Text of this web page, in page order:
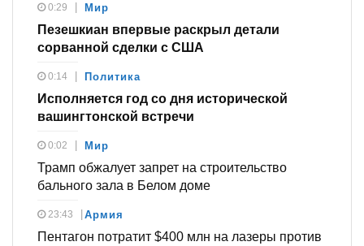
Мир
Пезешкиан впервые раскрыл детали
сорванной сделки с США
0:29
Политика
Исполняется год со дня исторической
вашингтонской встречи
0:14
Мир
Трамп обжалует запрет на строительство
бального зала в Белом доме
0:02
Армия
Пентагон потратит $400 млн на лазеры против
23:43